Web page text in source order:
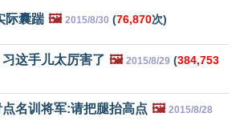
际囊踹 🖼️ 2015/8/30 (76,870次)
这手儿太厉害了 🖼️ 2015/8/29 (384,753
名训将军:请把腿抬高点 🖼️ 2015/8/28